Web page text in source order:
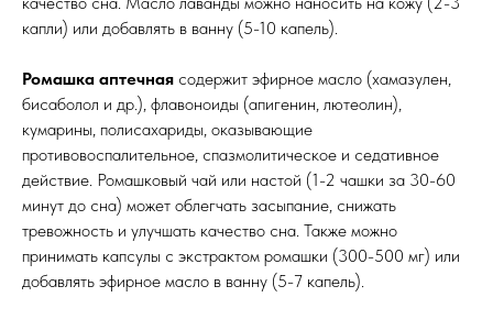
капли) или добавлять в ванну (5-10 капель).
Ромашка аптечная содержит эфирное масло (хамазулен,
бисаболол и др.), флавоноиды (апигенин, лютеолин),
кумарины, полисахариды, оказывающие
противовоспалительное, спазмолитическое и седативное
действие. Ромашковый чай или настой (1-2 чашки за 30-60
минут до сна) может облегчать засыпание, снижать
тревожность и улучшать качество сна. Также можно
принимать капсулы с экстрактом ромашки (300-500 мг) или
добавлять эфирное масло в ванну (5-7 капель).